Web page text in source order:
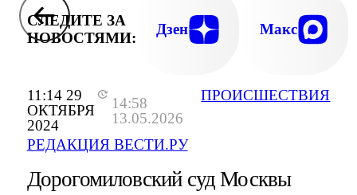
11:14 29
ОКТЯБРЯ
2024
14:58
13.05.2026
РЕДАКЦИЯ ВЕСТИ.РУ
ПРОИСШЕСТВИЯ
СЛЕДИТЕ ЗА
НОВОСТЯМИ:
Дзен Макс
Дорогомиловский суд Москвы